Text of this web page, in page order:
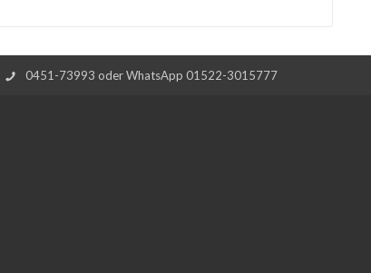
0451-73993 oder WhatsApp 01522-3015777